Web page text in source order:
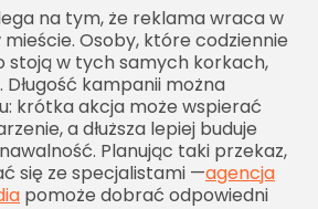
na tym, że reklama wraca w
Osoby, które codziennie
stoją w tych samych korkach,
kampanii można
krótka akcja może wspierać
a dłuższa lepiej buduje
Planując taki przekaz,
się ze specjalistami —agencja
pomoże dobrać odpowiedni